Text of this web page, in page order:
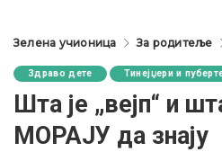
Зелена учионица За родитеље
Здраво дете Тинејџери и
Шта је „вејп“ и
МОРАЈУ да знају